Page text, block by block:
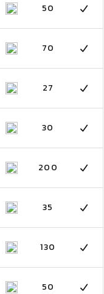
50
70
27
30
200
35
130
50